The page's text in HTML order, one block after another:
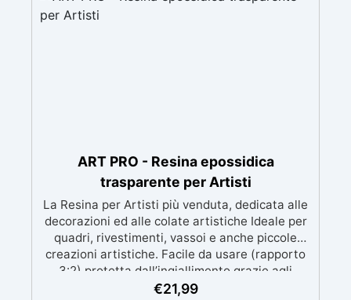
prolungato con la pelle.
ART PRO - Resina epossidica
trasparente per Artisti
La Resina per Artisti più venduta, dedicata alle
decorazioni ed alle colate artistiche Ideale per
quadri, rivestimenti, vassoi e anche piccole
creazioni artistiche. Facile da usare (rapporto
3:2) protetta dall’ingiallimento grazie agli
speciali filtri UV Formula densa : non cola via,
€21,99